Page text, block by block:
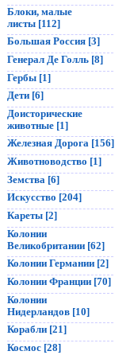
Блоки, малые
листы [112]
Большая Россия [3]
Генерал Де Голль [8]
Гербы [1]
Дети [6]
Доисторические
животные [1]
Железная Дорога [156]
Животноводство [1]
Земства [6]
Искусство [204]
Кареты [2]
Колонии
Великобритании [62]
Колонии Германии [2]
Колонии Франции [70]
Колонии
Нидерландов [10]
Корабли [21]
Космос [28]